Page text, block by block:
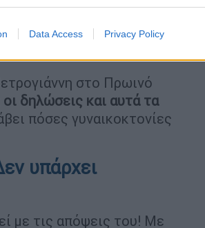
Data Access Privacy Policy
στο Πρωινό
δηλώσεις και αυτά τα
πόσες γυναικοκτονίες
υπάρχει
με τις απόψεις του! Με